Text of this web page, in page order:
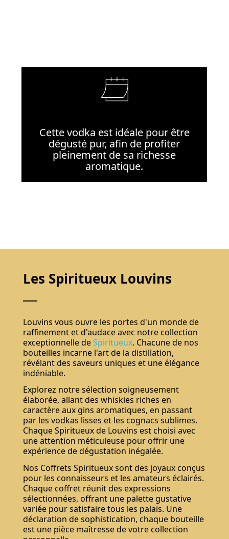
Cette vodka est idéale pour être
dégusté pur, afin de profiter
pleinement de sa richesse
aromatique.
Les Spiritueux Louvins
Louvins vous ouvre les portes d'un monde de
raffinement et d'audace avec notre collection
exceptionnelle deSpiritueux. Chacune de nos
bouteilles incarne l'art de la distillation,
révélant des saveurs uniques et une élégance
indéniable.
Explorez notre sélection soigneusement
élaborée, allant des whiskies riches en
caractère aux gins aromatiques, en passant
par les vodkas lisses et les cognacs sublimes.
Chaque Spiritueux de Louvins est choisi avec
une attention méticuleuse pour offrir une
expérience de dégustation inégalée.
Nos Coffrets Spiritueux sont des joyaux conçus
pour les connaisseurs et les amateurs éclairés.
Chaque coffret réunit des expressions
sélectionnées, offrant une palette gustative
variée pour satisfaire tous les palais. Une
déclaration de sophistication, chaque bouteille
est une pièce maîtresse de votre collection